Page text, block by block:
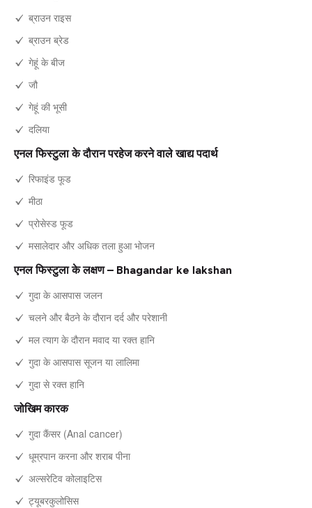
ब्राउन राइस
ब्राउन ब्रेड
गेहूं के बीज
जौ
गेहूं की भूसी
दलिया
एनल फिस्टुला के दौरान परहेज करने वाले खाद्य पदार्थ
रिफाइंड फूड
मीठा
प्रोसेस्ड फूड
मसालेदार और अधिक तला हुआ भोजन
एनल फिस्टुला के लक्षण – Bhagandar ke lakshan
गुदा के आसपास जलन
चलने और बैठने के दौरान दर्द और परेशानी
मल त्याग के दौरान मवाद या रक्त हानि
गुदा के आसपास सूजन या लालिमा
गुदा से रक्त हानि
जोखिम कारक
गुदा कैंसर (Anal cancer)
धूम्रपान करना और शराब पीना
अल्सरेटिव कोलाइटिस
ट्यूबरकुलोसिस